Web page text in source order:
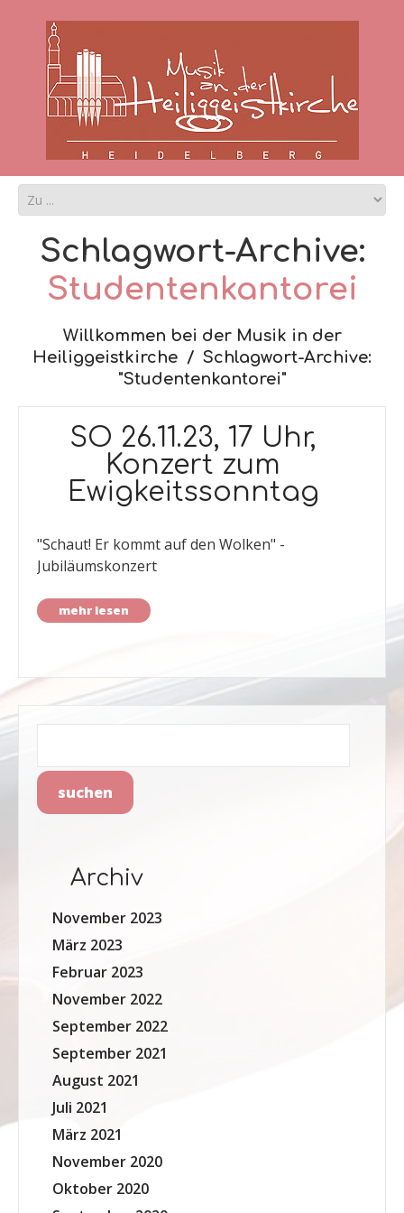
Schlagwort-Archive:
Studentenkantorei
Willkommen bei der Musik in der
Heiliggeistkirche
Schlagwort-Archive:
"Studentenkantorei"
SO 26.11.23, 17 Uhr,
Konzert zum
Ewigkeitssonntag
"Schaut! Er kommt auf den Wolken" -
Jubiläumskonzert
mehr lesen
Archiv
November 2023
März 2023
Februar 2023
November 2022
September 2022
September 2021
August 2021
Juli 2021
März 2021
November 2020
Oktober 2020